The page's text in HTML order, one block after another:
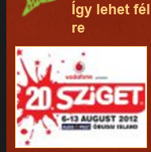
Így lehet
re